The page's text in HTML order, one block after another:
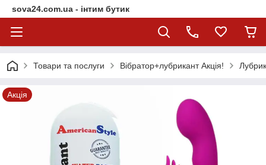
sova24.com.ua - інтим бутик
Товари та послуги Вібратор+лубрикант Акція!
Акція